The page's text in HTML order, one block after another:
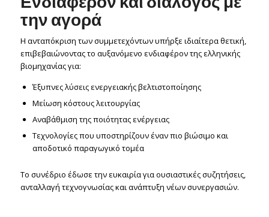
την αγορά
Η ανταπόκριση των συμμετεχόντων υπήρξε ιδιαίτερα θετική,
επιβεβαιώνοντας το αυξανόμενο ενδιαφέρον της ελληνικής
βιομηχανίας για:
Έξυπνες λύσεις ενεργειακής βελτιστοποίησης
Μείωση κόστους λειτουργίας
Αναβάθμιση της ποιότητας ενέργειας
Τεχνολογίες που υποστηρίζουν έναν πιο βιώσιμο και
αποδοτικό παραγωγικό τομέα
Το συνέδριο έδωσε την ευκαιρία για ουσιαστικές συζητήσεις,
ανταλλαγή τεχνογνωσίας και ανάπτυξη νέων συνεργασιών.